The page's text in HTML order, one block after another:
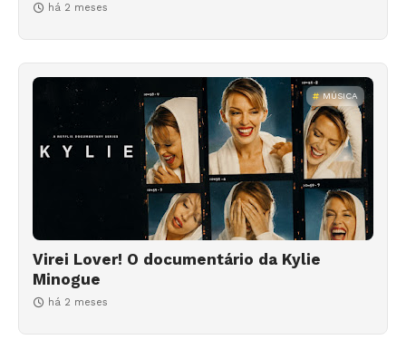
há 2 meses
MÚSICA
Virei Lover! O documentário da Kylie
Minogue
há 2 meses